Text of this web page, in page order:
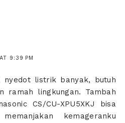
9:39 PM
nyedot listrik banyak, butuh
ramah lingkungan. Tambah
CS/CU-XPU5XKJ bisa
kemageranku